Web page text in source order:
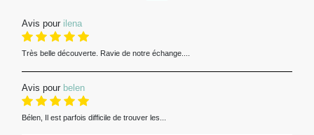
Avis pour ilena
Très belle découverte. Ravie de notre échange....
Avis pour belen
Bélen, Il est parfois difficile de trouver les...